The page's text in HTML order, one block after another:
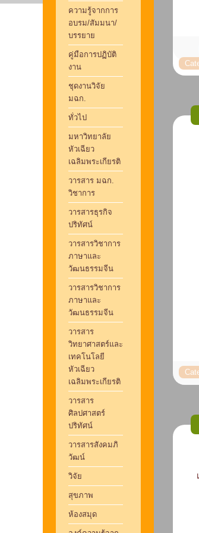
ความรู้จากการ
อบรม/สัมมนา/
บรรยาย
คู่มือการปฏิบัติ
งาน
ชุดงานวิจัย
มฉก.
ทั่วไป
มหาวิทยาลัย
หัวเฉียว
เฉลิมพระเกียรติ
วารสาร มฉก.
วิชาการ
วารสารธุรกิจ
ปริทัศน์
วารสารวิชาการ
ภาษาและ
วัฒนธรรมจีน
วารสารวิชาการ
ภาษาและ
วัฒนธรรมจีน
วารสาร
วิทยาศาสตร์และ
เทคโนโลยี
หัวเฉียว
เฉลิมพระเกียรติ
วารสาร
ศิลปศาสตร์
ปริทัศน์
วารสารสังคมภิ
วัฒน์
วิจัย
สุขภาพ
ห้องสมุด